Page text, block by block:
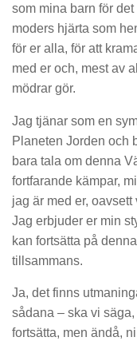
som mina barn för
moders hjärta som
för er alla, för att
med er och, mest av
mödrar gör.
Jag tjänar som en
Planeten Jorden och
bara tala om denna
fortfarande kämpar,
jag är med er,
Jag erbjuder er min
kan fortsätta på
tillsammans.
Ja, det finns
sådana – ska vi
fortsätta, men ändå,